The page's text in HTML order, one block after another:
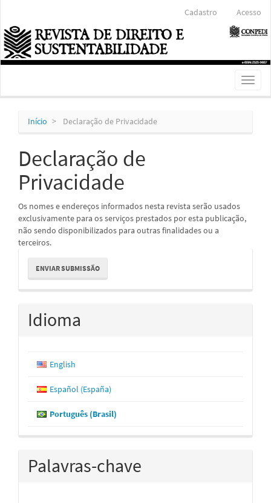
Conteúdo
principal
Barra
Lateral
Cadastro Acesso
Toggle
Início Declaração de Privacidade
Declaração de
Privacidade
Os nomes e endereços informados nesta revista serão usados
exclusivamente para os serviços prestados por esta publicação,
não sendo disponibilizados para outras finalidades ou a
terceiros.
Enviar
Submissão
ENVIAR SUBMISSÃO
Idioma
English
Español (España)
Português (Brasil)
Palavras-chave